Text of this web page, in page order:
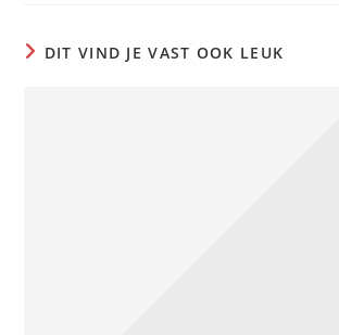
DIT VIND JE VAST OOK LEUK